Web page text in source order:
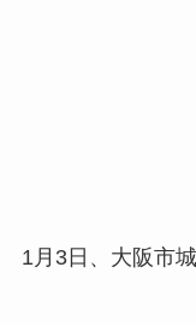
1月3日、大阪市